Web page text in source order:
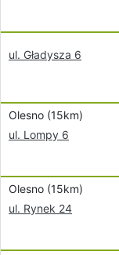
ul. Gładysza 6
Olesno (15km)
ul. Lompy 6
Olesno (15km)
ul. Rynek 24